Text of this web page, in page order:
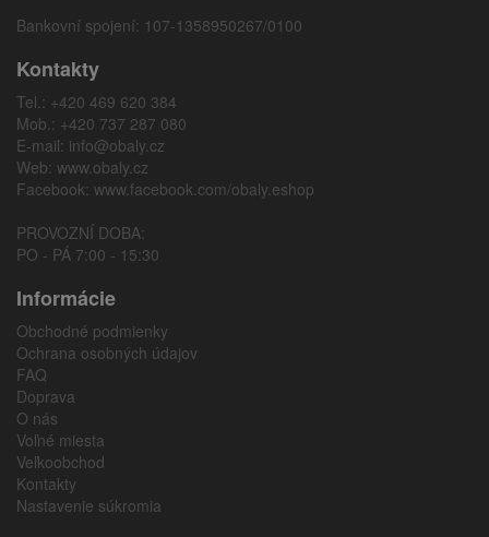
Bankovní spojení: 107-1358950267/0100
Kontakty
Tel.: +420 469 620 384
Mob.: +420 737 287 080
E-mail: info@obaly.cz
Web: www.obaly.cz
Facebook: www.facebook.com/obaly.eshop
PROVOZNÍ DOBA:
PO - PÁ 7:00 - 15:30
Informácie
Obchodné podmienky
Ochrana osobných údajov
FAQ
Doprava
O nás
Voľné miesta
Veľkoobchod
Kontakty
Nastavenie súkromia